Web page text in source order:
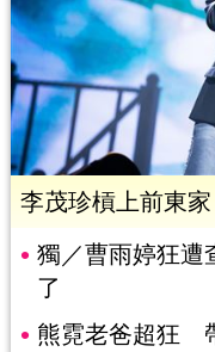
李茂珍槓上前東
獨／曹雨婷狂遭
了
熊霓老爸超狂